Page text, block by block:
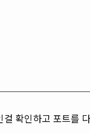
확인하고 포트를